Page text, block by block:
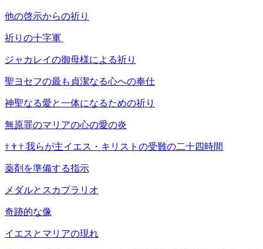
他の啓示からの祈り
祈りの十字軍
ジャカレイの御母様による祈り
聖ヨセフの最も貞潔なる心への奉仕
神聖なる愛と一体になるための祈り
無原罪のマリアの心の愛の炎
† † † 我らが主イエス・キリストの受難の二十四時間
薬剤を準備する指示
メダルとスカプラリオ
奇跡的な像
イエスとマリアの現れ